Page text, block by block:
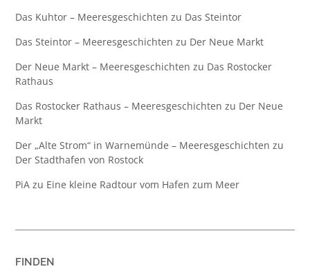
Das Kuhtor – Meeresgeschichten zu Das Steintor
Das Steintor – Meeresgeschichten zu Der Neue Markt
Der Neue Markt – Meeresgeschichten zu Das Rostocker
Rathaus
Das Rostocker Rathaus – Meeresgeschichten zu Der Neue
Markt
Der „Alte Strom“ in Warnemünde – Meeresgeschichten zu
Der Stadthafen von Rostock
PiA zu Eine kleine Radtour vom Hafen zum Meer
FINDEN